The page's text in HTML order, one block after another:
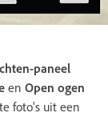
paneel
en Open ogen
foto's uit een